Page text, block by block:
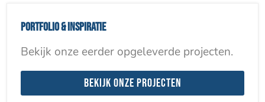
Portfolio & inspiratie
Bekijk onze eerder opgeleverde projecten.
Bekijk onze projecten